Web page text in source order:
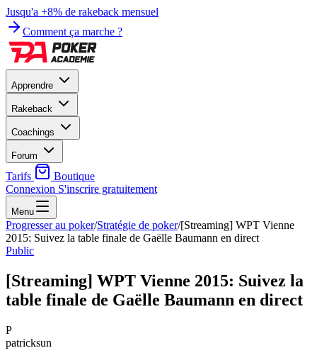
Jusqu'a +8% de rakeback mensuel
Comment ça marche ?
Apprendre
Rakeback
Coachings
Forum
Tarifs
Boutique
Connexion S'inscrire gratuitement
Menu
Progresser au poker/Stratégie de poker/[Streaming] WPT Vienne
2015: Suivez la table finale de Gaëlle Baumann en direct
Public
[Streaming] WPT Vienne 2015: Suivez la
table finale de Gaëlle Baumann en direct
P
patricksun